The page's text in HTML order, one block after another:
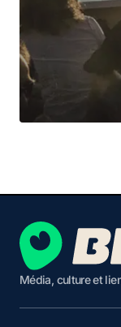
Média, culture et